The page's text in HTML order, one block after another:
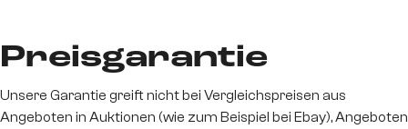
Preisgarantie
Unsere Garantie greift nicht bei Vergleichspreisen aus
Angeboten in Auktionen (wie zum Beispiel bei Ebay), Angeboten